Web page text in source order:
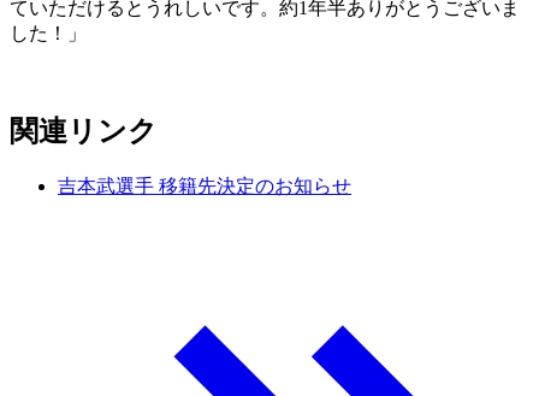
ていただけるとうれしいです。約1年半ありがとうございま
した！」
関連リンク
吉本武選手 移籍先決定のお知らせ